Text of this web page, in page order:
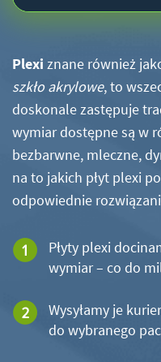
Plexi znane również
szkło akrylowe, to
doskonale zastępuje
wymiar dostępne są w
bezbarwne, mleczne,
na to jakich płyt plexi
odpowiednie
Płyty plexi
wymiar – co do
Wysyłamy je
do wybranego